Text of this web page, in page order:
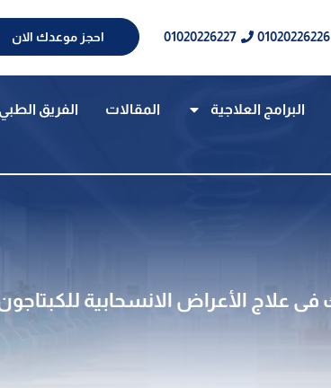
01020226226
01020226227 احجز موعدك الان
البرامج العلاجية المقالات الفريق